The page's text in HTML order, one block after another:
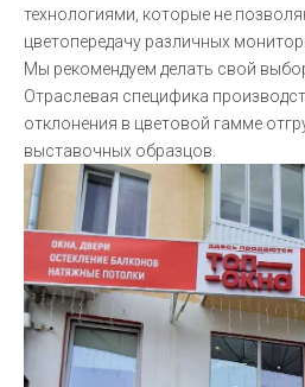
технологиями, которые не
цветопередачу различных
Мы рекомендуем делать свой
Отраслевая специфика
отклонения в цветовой гамме
выставочных образцов.